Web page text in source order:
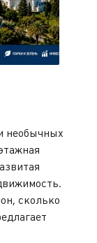
необычных
сколько